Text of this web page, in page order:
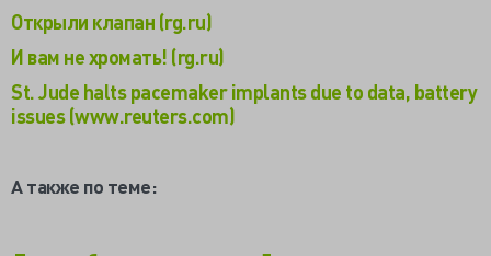
Открыли клапан (rg.ru)
И вам не хромать! (rg.ru)
St. Jude halts pacemaker implants due to data, battery
issues (www.reuters.com)
А также по теме: